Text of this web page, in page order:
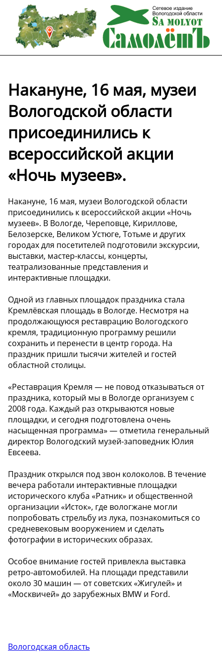
Накануне, 16 мая, музеи
Вологодской области
присоединились к
всероссийской акции
«Ночь музеев».
Накануне, 16 мая, музеи Вологодской области
присоединились к всероссийской акции «Ночь
музеев». В Вологде, Череповце, Кириллове,
Белозерске, Великом Устюге, Тотьме и других
городах для посетителей подготовили экскурсии,
выставки, мастер-классы, концерты,
театрализованные представления и
интерактивные площадки.
Одной из главных площадок праздника стала
Кремлёвская площадь в Вологде. Несмотря на
продолжающуюся реставрацию Вологодского
кремля, традиционную программу решили
сохранить и перенести в центр города. На
праздник пришли тысячи жителей и гостей
областной столицы.
«Реставрация Кремля — не повод отказываться от
праздника, который мы в Вологде организуем с
2008 года. Каждый раз открываются новые
площадки, и сегодня подготовлена очень
насыщенная программа» — отметила генеральный
директор Вологодский музей-заповедник Юлия
Евсеева.
Праздник открылся под звон колоколов. В течение
вечера работали интерактивные площадки
исторического клуба «Ратник» и общественной
организации «Исток», где вологжане могли
попробовать стрельбу из лука, познакомиться со
средневековым вооружением и сделать
фотографии в исторических образах.
Особое внимание гостей привлекла выставка
ретро-автомобилей. На площади представили
около 30 машин — от советских «Жигулей» и
«Москвичей» до зарубежных BMW и Ford.
Вологодская область